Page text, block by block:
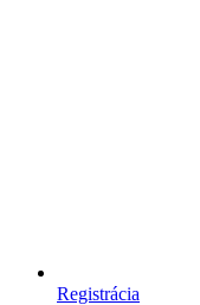
Registrácia